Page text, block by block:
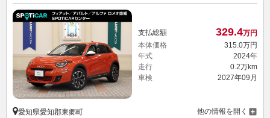
支払総額 329.4万円
本体価格
315. 0万円
年式
2024年
走行
0.2万km
車検
2027年09月
愛知県愛知郡東郷町 他の情報を開く